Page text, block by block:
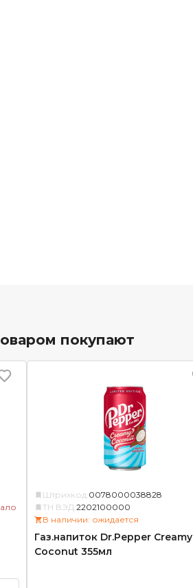
покупают
Штрихкод: 0078000038828
ТН ВЭД: 2202100000
В наличии: ожидается
Газ.напиток Dr.Pepper Creamy
Coconut 355мл